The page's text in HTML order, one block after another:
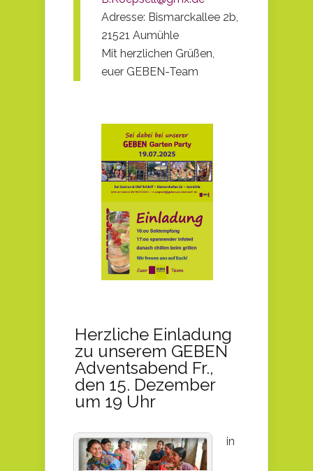
Adresse: Bismarckallee 2b,
21521 Aumühle
Mit herzlichen Grüßen,
euer GEBEN-Team
Herzliche Einladung
zu unserem GEBEN
Adventsabend Fr.,
den 15. Dezember
um 19 Uhr
in